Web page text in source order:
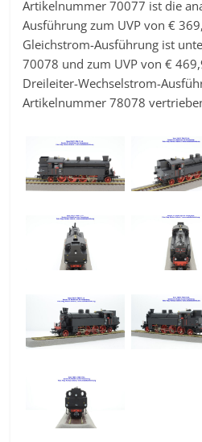
Artikelnummer 70077 ist die
Ausführung zum UVP von €
Gleichstrom-Ausführung ist
70078 und zum UVP von €
Dreileiter-Wechselstrom-
Artikelnummer 78078